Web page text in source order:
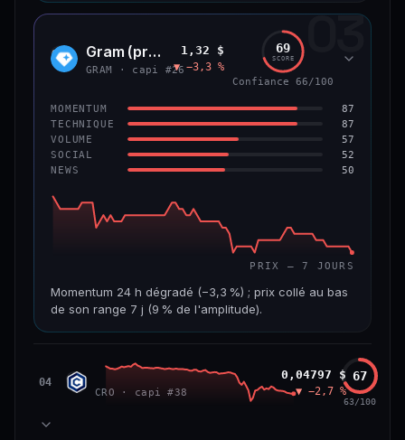
CAP. MARCHÉ VOLUME 24 H
VAR. 7 J VAR. 30 J
−42,0 %
VS ATH
−84,8 %
RANG CAPI.
#125
CONFIANCE 59/100
03
GRAM Gram (prev. Toncoin)
GRAM · capi #26
1,32 $
▼ −3,3 %
69
SCORE
Confiance 66/100
MOMENTUM 87
TECHNIQUE 87
VOLUME 57
SOCIAL 52
NEWS 50
PRIX — 7 JOURS
Momentum 24 h dégradé (−3,3 %) ; prix collé au bas
de son range 7 j (9 % de l'amplitude).
3,6 Md$
VAR. 7 J VAR. 30 J
04 CRO Cronos
CRO · capi #38
0,04797 $
▼ −2,7 %
67
63/100